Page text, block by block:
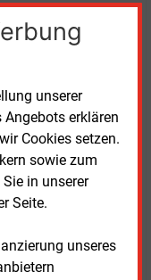
unserer
erklären
Cookies setzen.
sowie zum
in unserer
Seite.
unseres
Die
Möglichkeit, in
der
auf die
„Wir haben
die gesamte
Bau bis zum
und eine
der Entwicklung